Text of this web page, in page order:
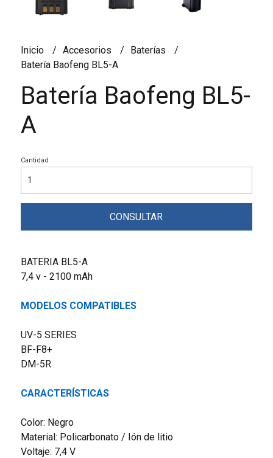
Inicio Accesorios
Baterías
Batería Baofeng BL5-A
Batería Baofeng BL5-
A
Cantidad
CONSULTAR
BATERIA BL5-A
7,4 v - 2100 mAh
MODELOS COMPATIBLES
UV-5 SERIES
BF-F8+
DM-5R
CARACTERÍSTICAS
Color: Negro
Material: Policarbonato / Ión de litio
Voltaje: 7,4 V